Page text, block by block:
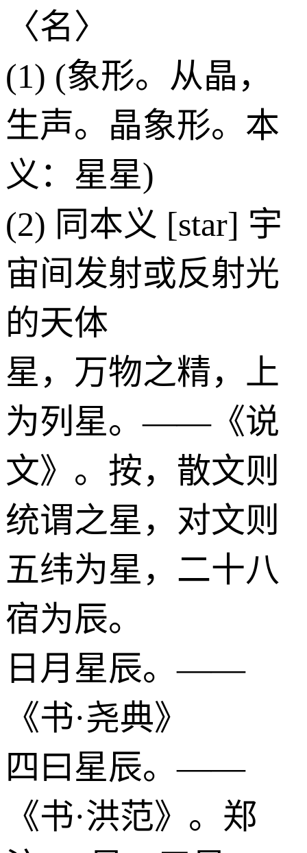
〈名〉
(1) (象形。从晶，
生声。晶象形。本
义：星星)
(2) 同本义 [star] 宇
宙间发射或反射光
的天体
星，万物之精，上
为列星。——《说
文》。按，散文则
统谓之星，对文则
五纬为星，二十八
宿为辰。
日月星辰。——
《书·尧典》
四曰星辰。——
《书·洪范》。郑